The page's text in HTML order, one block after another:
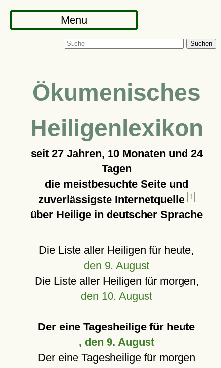
Menu
Suchen
Ökumenisches
Heiligenlexikon
seit 27 Jahren, 10 Monaten und 24
Tagen
die meistbesuchte Seite und
zuverlässigste Internetquelle
1
über Heilige in deutscher Sprache
Die Liste aller Heiligen für heute,
den 9. August
Die Liste aller Heiligen für morgen,
den 10. August
Der eine Tagesheilige für heute
, den 9. August
Der eine Tagesheilige für morgen